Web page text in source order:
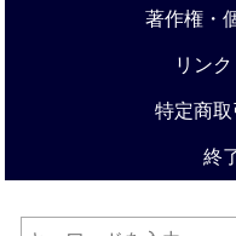
著作権・
リン
特定商
終